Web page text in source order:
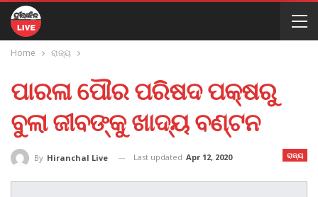
Home ରାଜ୍ୟ
ପାରଳା ପୌର ପରିଷଦ ପକ୍ଷରୁ
ବୁଲା ଜୀବଙ୍କୁ ଖାଦ୍ୟ ବଣ୍ଟନ
ରାଜ୍ୟ
By Hiranchal Live Last updated Apr 12, 2020